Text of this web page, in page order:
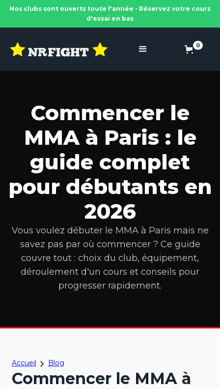
Nos clubs sont ouverts toute l'année - Réservez votre cours
d'essai en bas
0
Commencer le
MMA à Paris : le
guide complet
pour débutants en
2026
Vous voulez débuter le MMA à Paris mais ne
savez pas par où commencer ? Ce guide
couvre tout : choix du club, équipement,
déroulement d'un cours et conseils pour
progresser rapidement.
Accueil Blog
Commencer le MMA à